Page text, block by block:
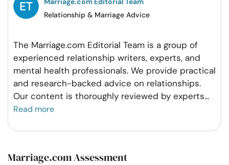
Relationship & Marriage Advice
The Marriage.com Editorial Team is a group of
experienced relationship writers, experts, and
mental health professionals. We provide practical
and research-backed advice on relationships.
Our content is thoroughly reviewed by experts...
Read more
Marriage.com Assessment